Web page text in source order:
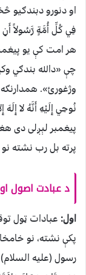
او دنورو دبندګیو
فِي كُلِّ أُمَّةٍ رَّسُولاً أَنِ
هر امت کې یو
چې «دالله بندګي
وژغورئ».
نُوحِي إِلَيْهِ أَنَّهُ لا
پیغمبر لېږلی دی
پرته بل رب نشته
د عبادت اصول
اول: عبادات ټول
پکې نشته، نو
رسول (علیه